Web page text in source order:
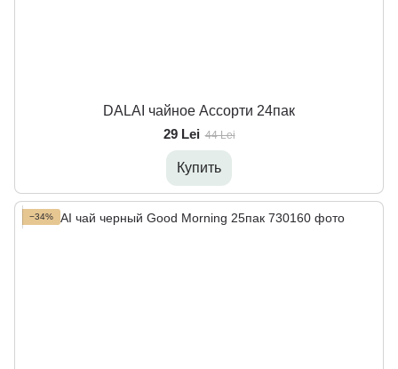
DALAI чайное Ассорти 24пак
29 Lei 44 Lei
Купить
−34%